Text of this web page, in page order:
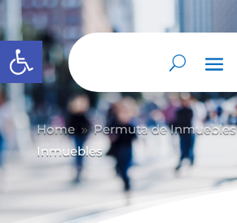
Abrir barra de herramientas
Home 9 Permuta de Inmuebles
Inmuebles